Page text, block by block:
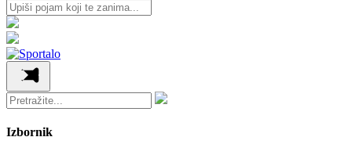
Izbornik